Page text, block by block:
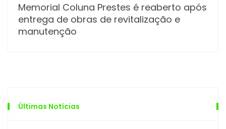
Memorial Coluna Prestes é reaberto após
entrega de obras de revitalização e
manutenção
Últimas Notícias